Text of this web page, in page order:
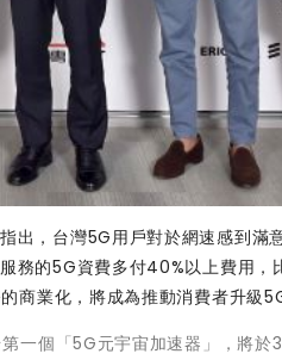
出，台灣5G用戶對於網速感到滿
務的5G資費多付40%以上費用
商業化，將成為推動消費者升級
一個「5G元宇宙加速器」，將